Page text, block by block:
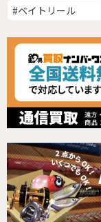
#ベイトリール